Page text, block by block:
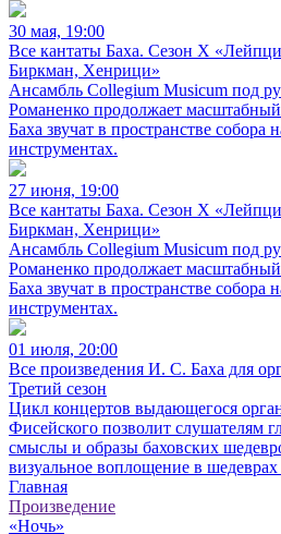
30 мая, 19:00
Все кантаты Баха. Сезон X
Биркман, Хенрици»
Ансамбль Collegium Musicum под
Романенко продолжает
Баха звучат в пространстве собора
инструментах.
27 июня, 19:00
Все кантаты Баха. Сезон X
Биркман, Хенрици»
Ансамбль Collegium Musicum под
Романенко продолжает
Баха звучат в пространстве собора
инструментах.
01 июля, 20:00
Все произведения И. С. Баха для
Третий сезон
Цикл концертов выдающегося
Фисейского позволит слушателям
смыслы и образы баховских
визуальное воплощение в
Главная
Произведение
«Ночь»